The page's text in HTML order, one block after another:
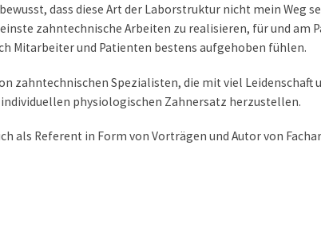
dass diese Art der Laborstruktur nicht mein Weg
zahntechnische Arbeiten zu realisieren, für und
Mitarbeiter und Patienten bestens aufgehoben fühlen.
zahntechnischen Spezialisten, die mit viel
physiologischen Zahnersatz herzustellen.
als Referent in Form von Vorträgen und Autor von